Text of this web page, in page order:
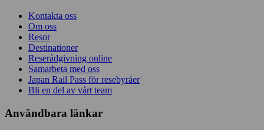
Kontakta oss
Om oss
Resor
Destinationer
Reserådgivning online
Samarbeta med oss
Japan Rail Pass för resebyråer
Bli en del av vårt team
Användbara länkar